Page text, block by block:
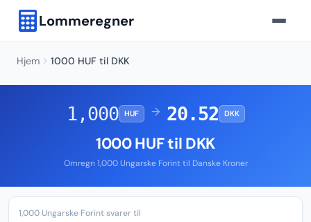
Lommeregner
Hjem 1000 HUF til DKK
1,000 HUF → 20.52 DKK
1000 HUF til DKK
Omregn 1,000 Ungarske Forint til Danske Kroner
1,000 Ungarske Forint svarer til